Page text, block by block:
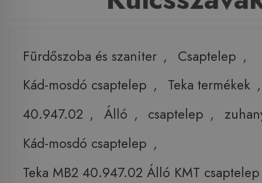
Fürdőszoba és szaniter , Csaptelep ,
Kád-mosdó csaptelep , Teka termékek
40.947.02 , Álló , csaptelep ,
Kád-mosdó csaptelep ,
Teka MB2 40.947.02 Álló KMT